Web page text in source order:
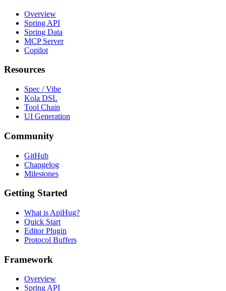
Overview
Spring API
Spring Data
MCP Server
Copilot
Resources
Spec / Vibe
Kola DSL
Tool Chain
UI Generation
Community
GitHub
Changelog
Milestones
Getting Started
What is ApiHug?
Quick Start
Editor Plugin
Protocol Buffers
Framework
Overview
Spring API